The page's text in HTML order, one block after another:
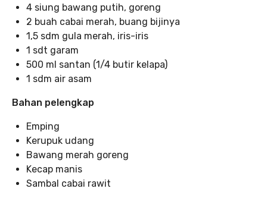
4 siung bawang putih, goreng
2 buah cabai merah, buang bijinya
1,5 sdm gula merah, iris-iris
1 sdt garam
500 ml santan (1/4 butir kelapa)
1 sdm air asam
Bahan pelengkap
Emping
Kerupuk udang
Bawang merah goreng
Kecap manis
Sambal cabai rawit